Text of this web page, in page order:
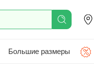
Большие размеры